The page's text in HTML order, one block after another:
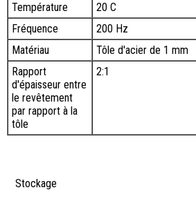
Température
20 C
Fréquence
200 Hz
Matériau
Tôle d'acier de 1 mm
Rapport
d'épaisseur entre
le revêtement
par rapport à la
tôle
2:1
Stockage